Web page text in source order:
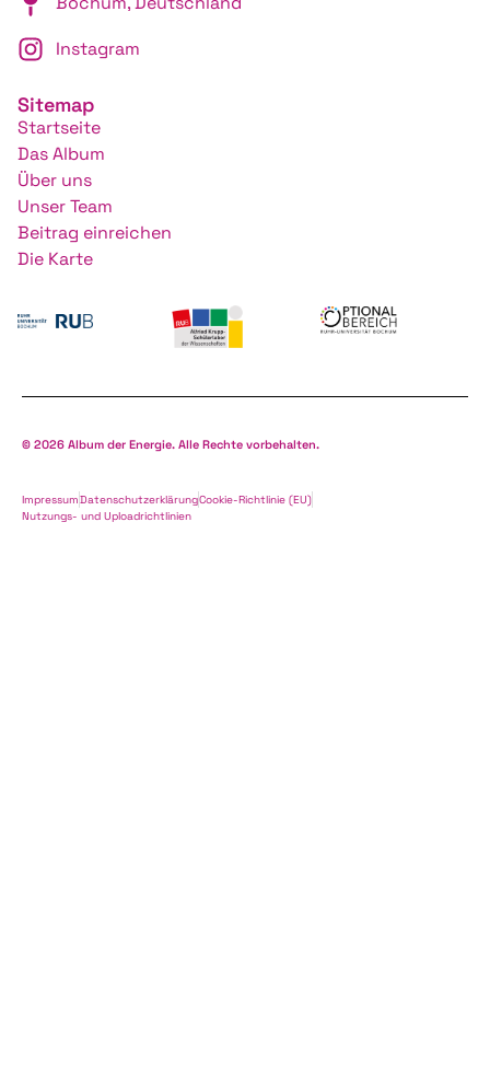
Instagram
Sitemap
Startseite
Das Album
Über uns
Unser Team
Beitrag einreichen
Die Karte
© 2026 Album der Energie. Alle Rechte vorbehalten.
ImpressumDatenschutzerklärungCookie-Richtlinie (EU)
Nutzungs- und Uploadrichtlinien